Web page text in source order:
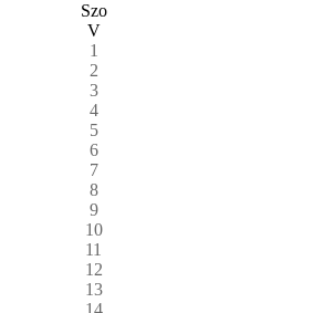
Szo
V
1
2
3
4
5
6
7
8
9
10
11
12
13
14